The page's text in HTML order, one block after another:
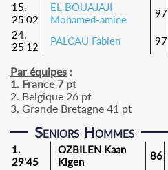
15.
25'02
EL BOUAJAJI
Mohamed-amine
97
24.
25'12
PALCAU Fabien 97
Par équipes :
1. France 7 pt
2. Belgique 26 pt
3. Grande Bretagne 41 pt
Seniors Hommes
1.
29'45
OZBILEN Kaan
Kigen
86